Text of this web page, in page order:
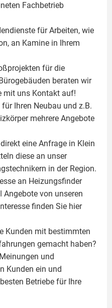
Fachbetrieb
für Arbeiten, wie
an Kamine in Ihrem
für die
beraten wir
mit uns Kontakt auf!
Ihren Neubau und z.B.
mehrere Angebote
eine Anfrage in Klein
diese an unser
in der Region.
an Heizungsfinder
von unseren
finden Sie hier
Kunden mit bestimmten
gemacht haben?
und
Kunden ein und
Betriebe für Ihre